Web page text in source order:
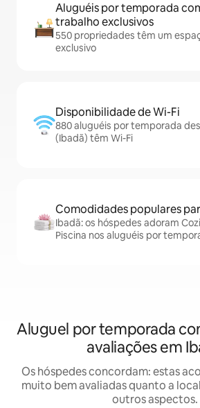
Aluguéis por temporada
trabalho exclusivos
550 propriedades têm um
exclusivo
Disponibilidade de Wi-Fi
880 aluguéis por temporada
(Ibadã) têm Wi-Fi
Comodidades populares
Ibadã: os hóspedes adoram
Piscina nos aluguéis por
Aluguel por temporada
avaliações em
Os hóspedes concordam: estas
muito bem avaliadas quanto a
outros aspectos.